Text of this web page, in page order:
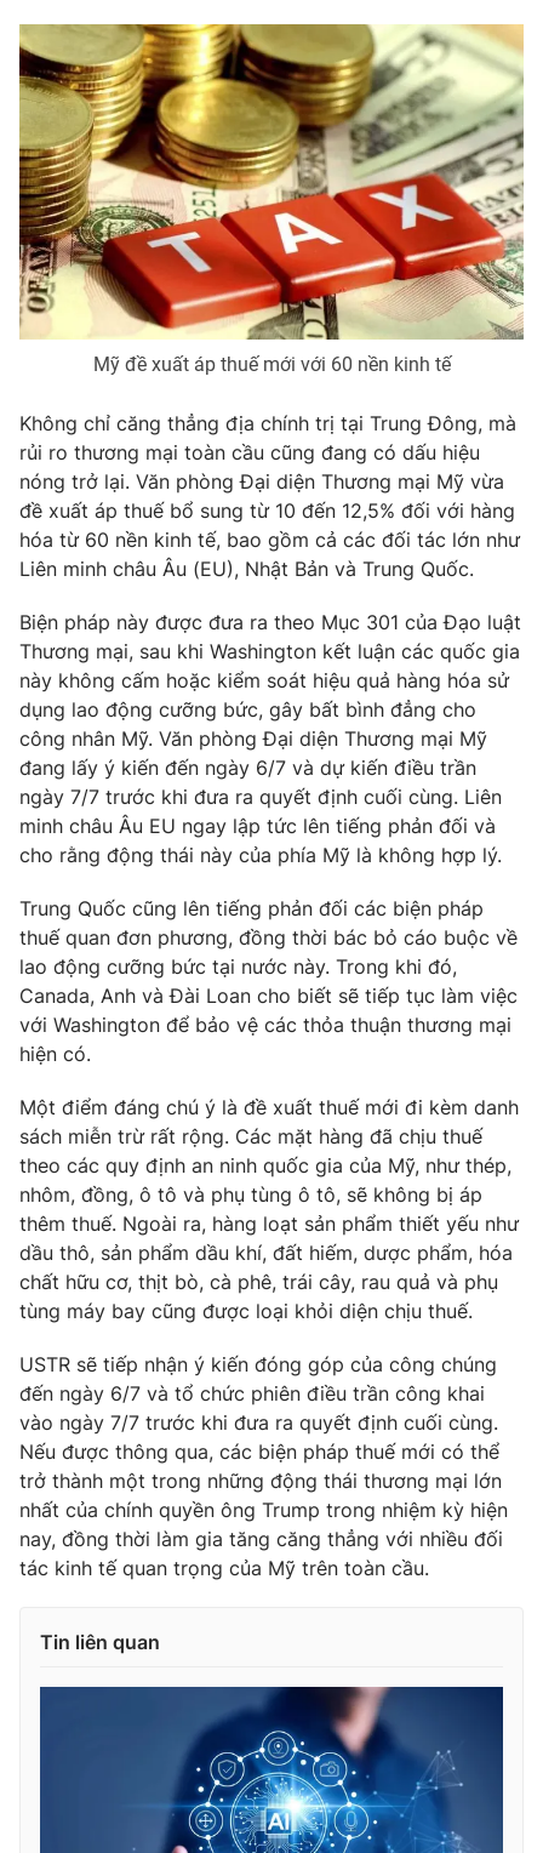
Tin tức
Thế giới đó đây
Câu chuyện quốc tế
Kinh tế
Tài chính
Thị trường
Góc doanh nghiệp
Dữ liệu và đời sống
Truyền hình
Phim VTV
Hậu trường
Nhân vật
Khán giả
Giải sao mai
Giải trí
Điện ảnh
Đời sống
Làm đẹp
Chất lượng cuộc sống
Tuyển sinh
Học trực tuyến
Công nghệ
Hitech Công nghệ tương lai
Sản phẩm
Thị trường
Tư vấn
Giao lưu trực tuyến
Chuyên mục khác
Emagazine Podcast
Photo Infographic
VTV Money VTV Thể thao
VTV Sức khoẻ Bất động sản
VTV4 Vươn mình bằng AI
VTV9 VTV8
Liên hệ tòa soạn English
THỜI BÁO VTV
Theo dõi báo trên
Cơ quan báo chí:
Vũ Thanh Thủy
Nguyễn Thị Mỹ Hạnh, Phạm Quốc Thắng,
024.38 355 931 - 024.38 355 932
Mỹ đề xuất áp thuế mới với 60 nền kinh tế
Không chỉ căng thẳng địa chính trị tại Trung Đông, mà
rủi ro thương mại toàn cầu cũng đang có dấu hiệu
nóng trở lại. Văn phòng Đại diện Thương mại Mỹ vừa
đề xuất áp thuế bổ sung từ 10 đến 12,5% đối với hàng
hóa từ 60 nền kinh tế, bao gồm cả các đối tác lớn như
Liên minh châu Âu (EU), Nhật Bản và Trung Quốc.
Biện pháp này được đưa ra theo Mục 301 của Đạo luật
Thương mại, sau khi Washington kết luận các quốc gia
này không cấm hoặc kiểm soát hiệu quả hàng hóa sử
dụng lao động cưỡng bức, gây bất bình đẳng cho
công nhân Mỹ. Văn phòng Đại diện Thương mại Mỹ
đang lấy ý kiến đến ngày 6/7 và dự kiến điều trần
ngày 7/7 trước khi đưa ra quyết định cuối cùng. Liên
minh châu Âu EU ngay lập tức lên tiếng phản đối và
cho rằng động thái này của phía Mỹ là không hợp lý.
Trung Quốc cũng lên tiếng phản đối các biện pháp
thuế quan đơn phương, đồng thời bác bỏ cáo buộc về
lao động cưỡng bức tại nước này. Trong khi đó,
Canada, Anh và Đài Loan cho biết sẽ tiếp tục làm việc
với Washington để bảo vệ các thỏa thuận thương mại
hiện có.
Một điểm đáng chú ý là đề xuất thuế mới đi kèm danh
sách miễn trừ rất rộng. Các mặt hàng đã chịu thuế
theo các quy định an ninh quốc gia của Mỹ, như thép,
nhôm, đồng, ô tô và phụ tùng ô tô, sẽ không bị áp
thêm thuế. Ngoài ra, hàng loạt sản phẩm thiết yếu như
dầu thô, sản phẩm dầu khí, đất hiếm, dược phẩm, hóa
chất hữu cơ, thịt bò, cà phê, trái cây, rau quả và phụ
tùng máy bay cũng được loại khỏi diện chịu thuế.
USTR sẽ tiếp nhận ý kiến đóng góp của công chúng
đến ngày 6/7 và tổ chức phiên điều trần công khai
vào ngày 7/7 trước khi đưa ra quyết định cuối cùng.
Nếu được thông qua, các biện pháp thuế mới có thể
trở thành một trong những động thái thương mại lớn
nhất của chính quyền ông Trump trong nhiệm kỳ hiện
nay, đồng thời làm gia tăng căng thẳng với nhiều đối
tác kinh tế quan trọng của Mỹ trên toàn cầu.
Tin liên quan